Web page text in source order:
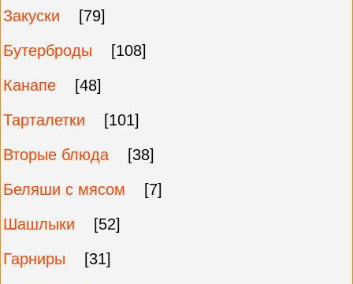
Закуски
[79]
Бутерброды
[108]
Канапе
[48]
Тарталетки
[101]
Вторые блюда
[38]
Беляши с мясом
[7]
Шашлыки
[52]
Гарниры
[31]